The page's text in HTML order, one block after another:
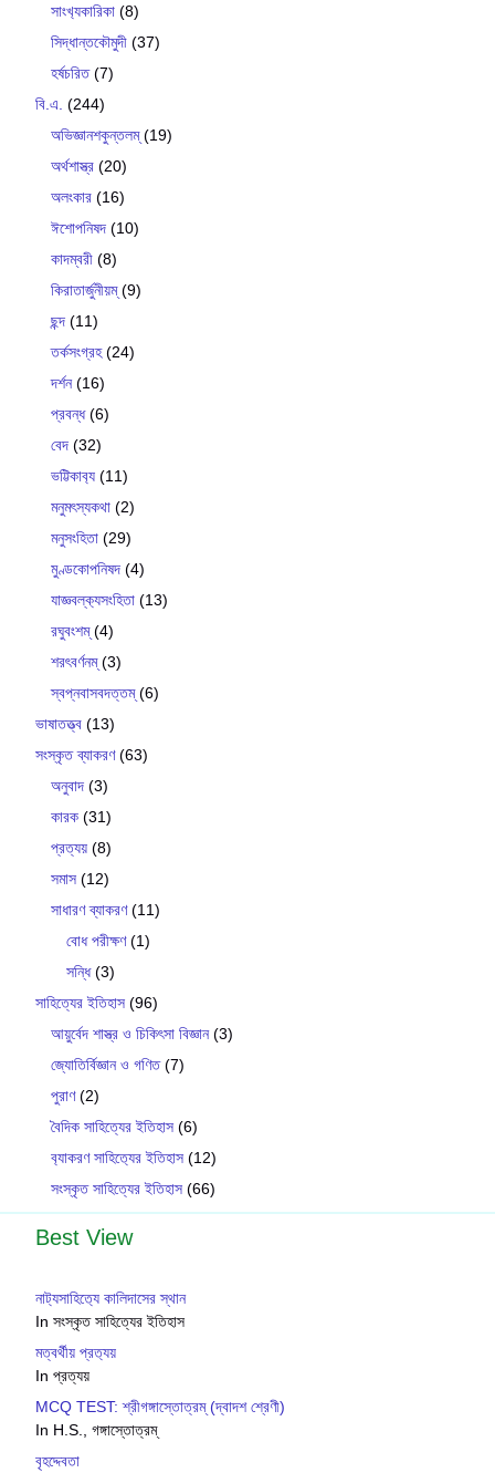
সাংখ‍্যকারিকা (8)
সিদ্ধান্তকৌমুদী (37)
হর্ষচরিত(7)
বি.এ. (244)
অভিজ্ঞানশকুন্তলম্(19)
অর্থশাস্ত্র (20)
অলংকার (16)
ঈশোপনিষদ (10)
কাদম্বরী (8)
কিরাতার্জুনীয়ম্(9)
ছন্দ (11)
তর্কসংগ্রহ(24)
দর্শন(16)
প্রবন্ধ(6)
বেদ (32)
ভট্টিকাব‍্য (11)
মনুমৎস্যকথা (2)
মনুসংহিতা (29)
মুণ্ডকোপনিষদ (4)
যাজ্ঞবল্ক‍্যসংহিতা (13)
রঘুবংশম্(4)
শরৎবর্ণনম্(3)
স্বপ্নবাসবদত্তম্(6)
ভাষাতত্ত্ব (13)
সংস্কৃত ব্যাকরণ(63)
অনুবাদ (3)
কারক (31)
প্রত্যয় (8)
সমাস (12)
সাধারণ ব্যাকরণ(11)
বোধ পরীক্ষণ(1)
সন্ধি(3)
সাহিত্যের ইতিহাস (96)
আয়ুর্বেদ শাস্ত্র ও চিকিৎসা বিজ্ঞান(3)
জ্যোতির্বিজ্ঞান ও গণিত(7)
পুরাণ(2)
বৈদিক সাহিত্যের ইতিহাস (6)
ব‍্যাকরণ সাহিত‍্যের ইতিহাস (12)
সংস্কৃত সাহিত্যের ইতিহাস (66)
Best View
নাট‍্যসাহিত‍্যে কালিদাসের স্থান
In সংস্কৃত সাহিত্যের ইতিহাস
মত্বর্থীয় প্রত‍্যয়
In প্রত্যয়
MCQ TEST: শ্রীগঙ্গাস্তোত্রম্ (দ্বাদশ শ্রেণী)
In H.S., গঙ্গাস্তোত্রম্
বৃহদ্দেবতা